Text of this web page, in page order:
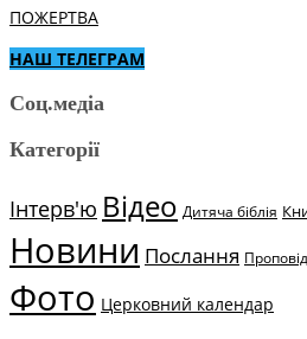
ПОЖЕРТВА
НАШ ТЕЛЕГРАМ
Соц.медіа
Категорії
Інтерв'ю Відео Дитяча біблія
Новини Послання
Фото Церковний календар